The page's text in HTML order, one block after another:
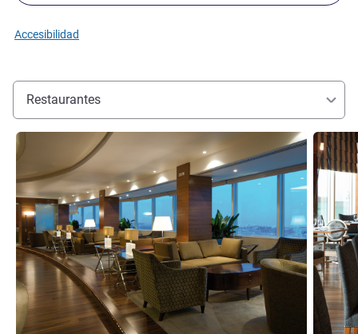
Accesibilidad
Restaurantes
Más información Más